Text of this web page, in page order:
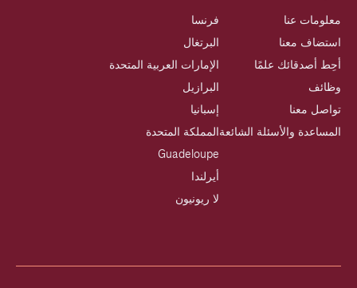
معلومات عنا
استضاف معنا
أحِط أصدقائك علمًا
وظائف
تواصل معنا
المساعدة والأسئلة الشائعة
فرنسا
البرتغال
الإمارات العربية المتحدة
البرازيل
إسبانيا
المملكة المتحدة
Guadeloupe
أيرلندا
لا ريونيون